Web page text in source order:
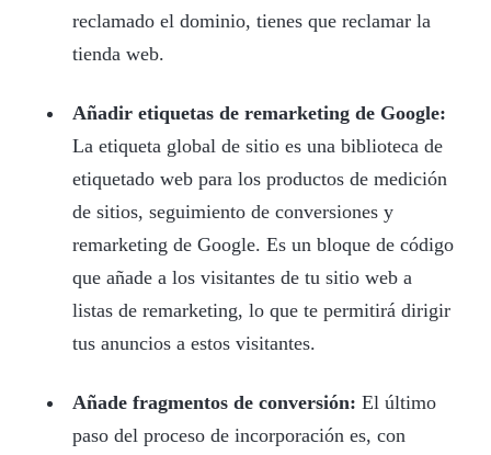
reclamado el dominio, tienes que reclamar la
tienda web.
Añadir etiquetas de remarketing de Google:
La etiqueta global de sitio es una biblioteca de
etiquetado web para los productos de medición
de sitios, seguimiento de conversiones y
remarketing de Google. Es un bloque de código
que añade a los visitantes de tu sitio web a
listas de remarketing, lo que te permitirá dirigir
tus anuncios a estos visitantes.
Añade fragmentos de conversión: El último
paso del proceso de incorporación es, con